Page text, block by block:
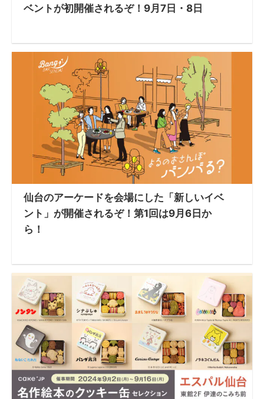
ベントが初開催されるぞ！9月7日・8日
仙台のアーケードを会場にした「新しいイベ
ント」が開催されるぞ！第1回は9月6日か
ら！